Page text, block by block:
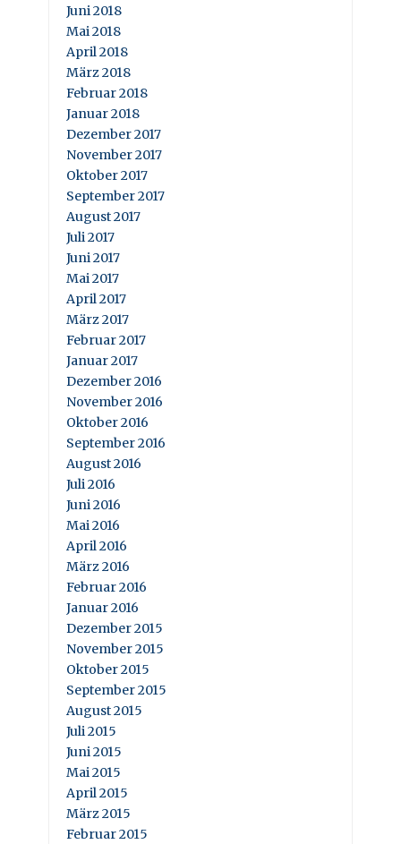
Juni 2018
Mai 2018
April 2018
März 2018
Februar 2018
Januar 2018
Dezember 2017
November 2017
Oktober 2017
September 2017
August 2017
Juli 2017
Juni 2017
Mai 2017
April 2017
März 2017
Februar 2017
Januar 2017
Dezember 2016
November 2016
Oktober 2016
September 2016
August 2016
Juli 2016
Juni 2016
Mai 2016
April 2016
März 2016
Februar 2016
Januar 2016
Dezember 2015
November 2015
Oktober 2015
September 2015
August 2015
Juli 2015
Juni 2015
Mai 2015
April 2015
März 2015
Februar 2015